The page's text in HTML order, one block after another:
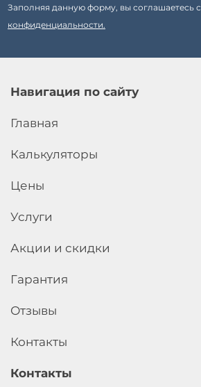
Заполняя данную форму, вы соглашаетесь с
конфиденциальности.
Навигация по сайту
Главная
Калькуляторы
Цены
Услуги
Акции и скидки
Гарантия
Отзывы
Контакты
Контакты